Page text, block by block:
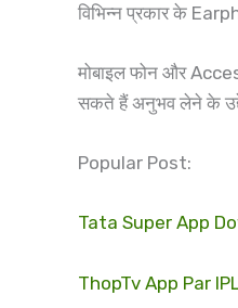
विभिन्न प्रकार के
मोबाइल फोन और
सकते हैं अनुभव लेने के
Popular Post:
Tata Super App
ThopTv App Par